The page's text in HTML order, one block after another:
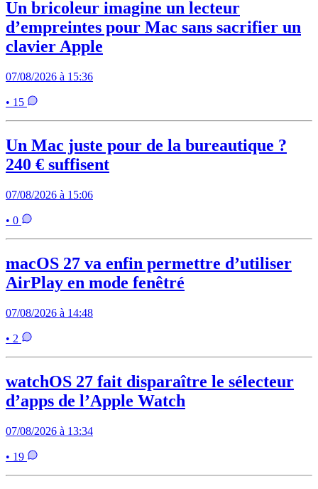
Un bricoleur imagine un lecteur
d’empreintes pour Mac sans sacrifier un
clavier Apple
07/08/2026 à 15:36
• 15
Un Mac juste pour de la bureautique ?
240 € suffisent
07/08/2026 à 15:06
• 0
macOS 27 va enfin permettre d’utiliser
AirPlay en mode fenêtré
07/08/2026 à 14:48
• 2
watchOS 27 fait disparaître le sélecteur
d’apps de l’Apple Watch
07/08/2026 à 13:34
• 19